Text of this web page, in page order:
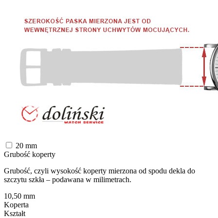
20 mm
Grubość koperty
Grubość, czyli wysokość koperty mierzona od spodu dekla do
szczytu szkła – podawana w milimetrach.
10,50 mm
Koperta
Kształt